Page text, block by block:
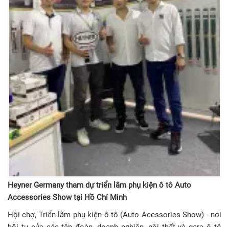
Heyner Germany tham dự triển lãm phụ kiện ô tô Auto
Accessories Show tại Hồ Chí Minh
Hội chợ, Triển lãm phụ kiện ô tô (Auto Acessories Show) - nơi